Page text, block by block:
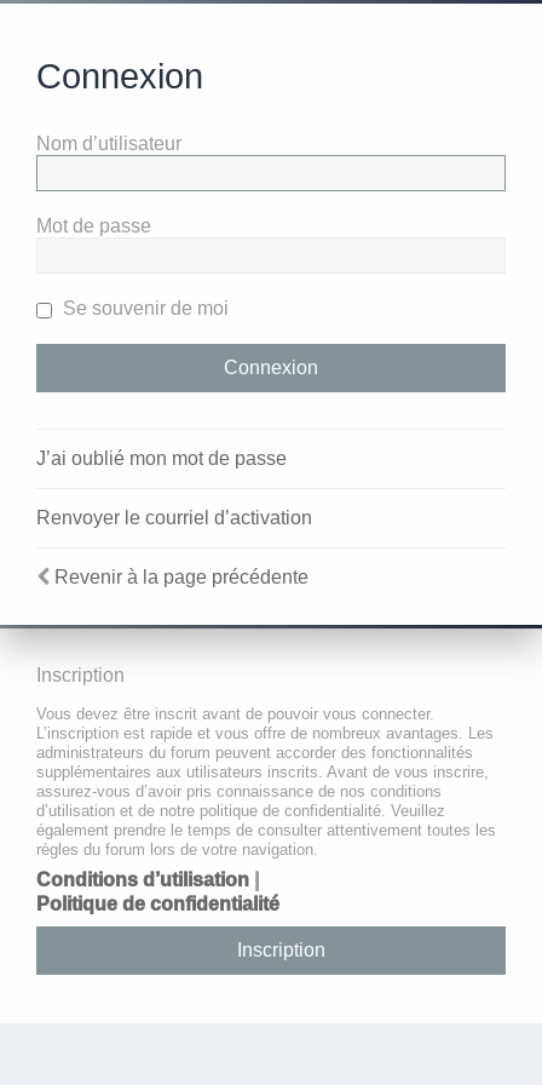
Connexion
Nom d’utilisateur
Mot de passe
Se souvenir de moi
J’ai oublié mon mot de passe
Renvoyer le courriel d’activation
Revenir à la page précédente
Inscription
Vous devez être inscrit avant de pouvoir vous connecter.
L’inscription est rapide et vous offre de nombreux avantages. Les
administrateurs du forum peuvent accorder des fonctionnalités
supplémentaires aux utilisateurs inscrits. Avant de vous inscrire,
assurez-vous d’avoir pris connaissance de nos conditions
d’utilisation et de notre politique de confidentialité. Veuillez
également prendre le temps de consulter attentivement toutes les
règles du forum lors de votre navigation.
Conditions d’utilisation
Politique de confidentialité
Inscription